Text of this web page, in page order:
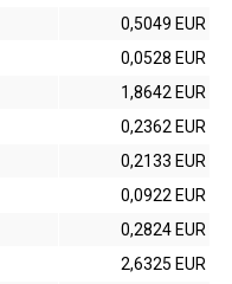
0,5049 EUR
0,0528 EUR
1,8642 EUR
0,2362 EUR
0,2133 EUR
0,0922 EUR
0,2824 EUR
2,6325 EUR